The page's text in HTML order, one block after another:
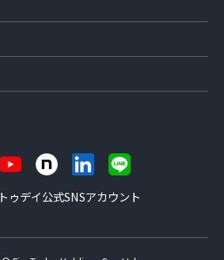
ゥデイ公式SNSアカウント